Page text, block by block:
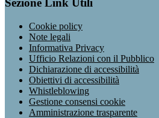
Sezione Link Utili
Cookie policy
Note legali
Informativa Privacy
Ufficio Relazioni con il Pubblico
Dichiarazione di accessibilità
Obiettivi di accessibilità
Whistleblowing
Gestione consensi cookie
Amministrazione trasparente